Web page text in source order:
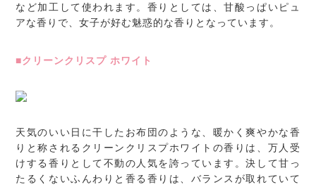
など加工して使われます。香りとしては、甘酸っぱいピュ
アな香りで、女子が好む魅惑的な香りとなっています。
■クリーンクリスプ ホワイト
天気のいい日に干したお布団のような、暖かく爽やかな香
りと称されるクリーンクリスプホワイトの香りは、万人受
けする香りとして不動の人気を誇っています。決して甘っ
たるくないふんわりと香る香りは、バランスが取れていて